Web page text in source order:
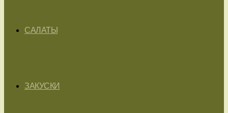
САЛАТЫ
ЗАКУСКИ